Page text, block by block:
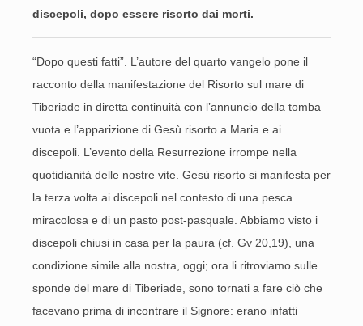
discepoli, dopo essere risorto dai morti.
“Dopo questi fatti”. L’autore del quarto vangelo pone il
racconto della manifestazione del Risorto sul mare di
Tiberiade in diretta continuità con l’annuncio della tomba
vuota e l’apparizione di Gesù risorto a Maria e ai
discepoli. L’evento della Resurrezione irrompe nella
quotidianità delle nostre vite. Gesù risorto si manifesta per
la terza volta ai discepoli nel contesto di una pesca
miracolosa e di un pasto post-pasquale. Abbiamo visto i
discepoli chiusi in casa per la paura (cf. Gv 20,19), una
condizione simile alla nostra, oggi; ora li ritroviamo sulle
sponde del mare di Tiberiade, sono tornati a fare ciò che
facevano prima di incontrare il Signore: erano infatti